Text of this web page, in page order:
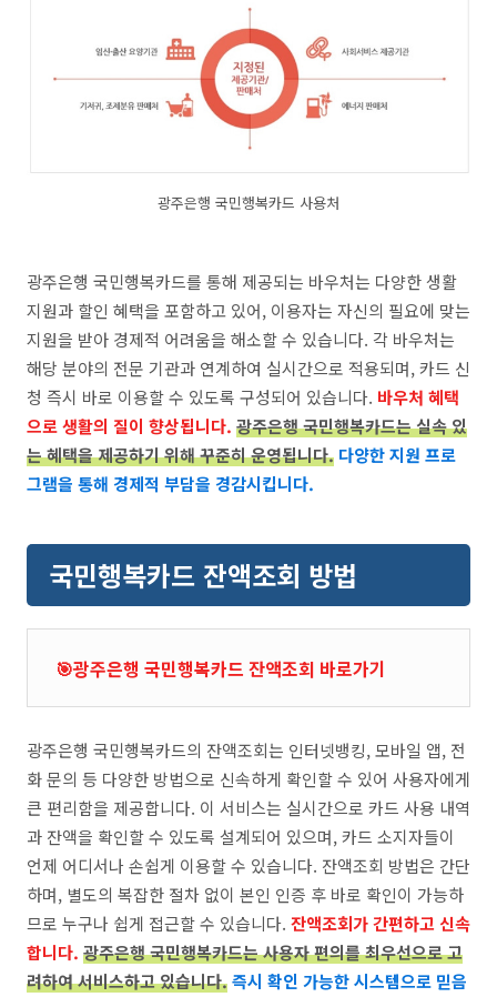
광주은행 국민행복카드 사용처
광주은행 국민행복카드를 통해 제공되는 바우처는 다양한 생활
지원과 할인 혜택을 포함하고 있어, 이용자는 자신의 필요에 맞는
지원을 받아 경제적 어려움을 해소할 수 있습니다. 각 바우처는
해당 분야의 전문 기관과 연계하여 실시간으로 적용되며, 카드 신
청 즉시 바로 이용할 수 있도록 구성되어 있습니다. 바우처 혜택
으로 생활의 질이 향상됩니다. 광주은행 국민행복카드는 실속 있
는 혜택을 제공하기 위해 꾸준히 운영됩니다. 다양한 지원 프로
그램을 통해 경제적 부담을 경감시킵니다.
국민행복카드 잔액조회 방법
🎯광주은행 국민행복카드 잔액조회 바로가기
광주은행 국민행복카드의 잔액조회는 인터넷뱅킹, 모바일 앱, 전
화 문의 등 다양한 방법으로 신속하게 확인할 수 있어 사용자에게
큰 편리함을 제공합니다. 이 서비스는 실시간으로 카드 사용 내역
과 잔액을 확인할 수 있도록 설계되어 있으며, 카드 소지자들이
언제 어디서나 손쉽게 이용할 수 있습니다. 잔액조회 방법은 간단
하며, 별도의 복잡한 절차 없이 본인 인증 후 바로 확인이 가능하
므로 누구나 쉽게 접근할 수 있습니다. 잔액조회가 간편하고 신속
합니다. 광주은행 국민행복카드는 사용자 편의를 최우선으로 고
려하여 서비스하고 있습니다.즉시 확인 가능한 시스템으로 믿음